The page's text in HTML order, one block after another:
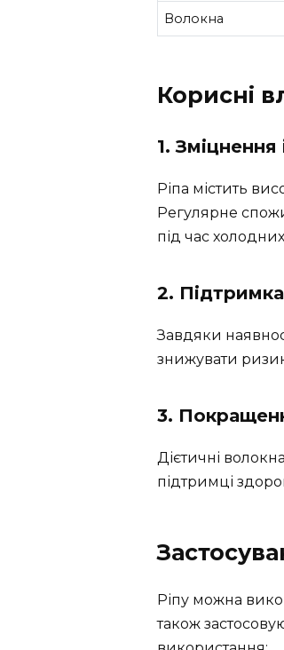
Волокна
Корисні
1.
Ріпа містить
Регулярне
під час
2.
Завдяки
знижувати
3.
Дієтичні
підтримці
Ріпу можна
також